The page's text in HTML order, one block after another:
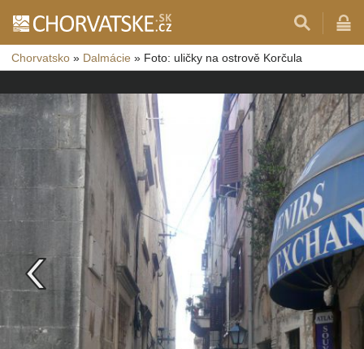
Chorvatsko » Dalmácie » Foto: uličky na ostrově Korčula